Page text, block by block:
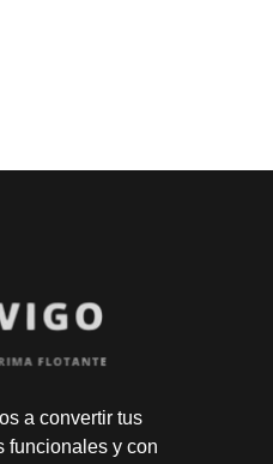
a convertir tus
funcionales y con